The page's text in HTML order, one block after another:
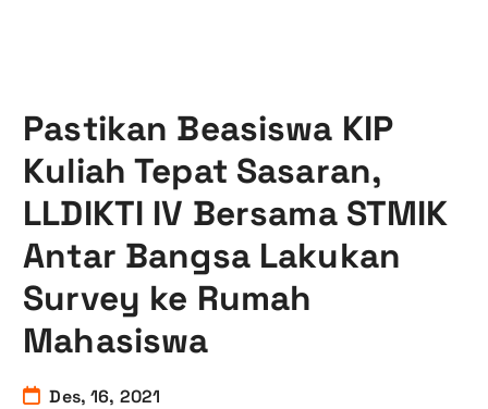
Pastikan Beasiswa KIP
Kuliah Tepat Sasaran,
LLDIKTI IV Bersama STMIK
Antar Bangsa Lakukan
Survey ke Rumah
Mahasiswa
Des, 16, 2021